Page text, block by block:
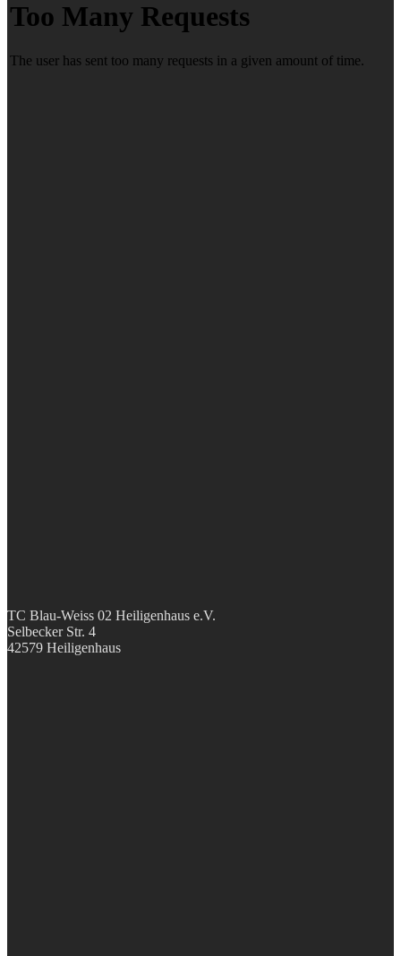
TC Blau-Weiss 02 Heiligenhaus e.V.
Selbecker Str. 4
42579 Heiligenhaus